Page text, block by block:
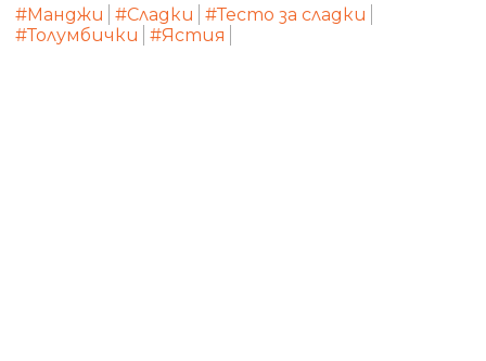
#Манджи #Сладки
#Тесто за сладки
#Толумбички
#Ястия